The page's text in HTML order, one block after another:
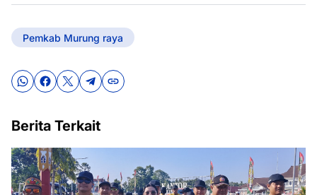
Pemkab Murung raya
Berita Terkait